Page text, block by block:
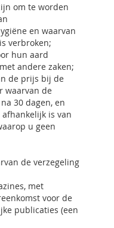
om te worden
en waarvan
verbroken;
hun aard
andere zaken;
de prijs bij de
waarvan de
30 dagen, en
is van
u geen
de verzegeling
met
voor de
publicaties (een